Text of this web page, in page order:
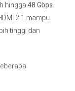
hingga48 Gbps.
2.1 mampu
tinggi dan